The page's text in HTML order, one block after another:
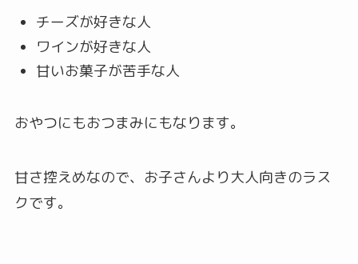
チーズが好きな人
ワインが好きな人
甘いお菓子が苦手な人
おやつにもおつまみにもなります。
甘さ控えめなので、お子さんより大人向きのラス
クです。